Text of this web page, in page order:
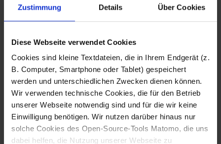
Zustimmung Details Über Cookies
Diese Webseite verwendet Cookies
Cookies sind kleine Textdateien, die in Ihrem Endgerät (z.
B. Computer, Smartphone oder Tablet) gespeichert
werden und unterschiedlichen Zwecken dienen können.
Wir verwenden technische Cookies, die für den Betrieb
unserer Webseite notwendig sind und für die wir keine
Einwilligung benötigen. Wir nutzen darüber hinaus nur
solche Cookies des Open-Source-Tools Matomo, die uns
dabei helfen, die Nutzung unserer Webseite zu
Fotografo: Lorenz
Sternbach
Download
Fotografo: Lorenz
Sternbach
Download